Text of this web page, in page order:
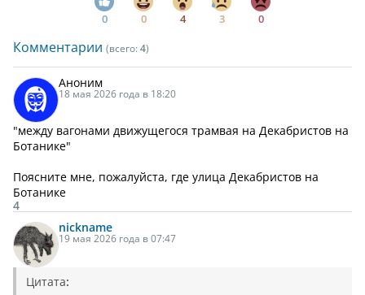
0 0 4 3 0
Комментарии (всего: 4)
Аноним
18 мая 2026 года в 18:20
"между вагонами движущегося трамвая на Декабристов на
Ботанике"
Поясните мне, пожалуйста, где улица Декабристов на
Ботанике
4
nickname
19 мая 2026 года в 07:47
Цитата: